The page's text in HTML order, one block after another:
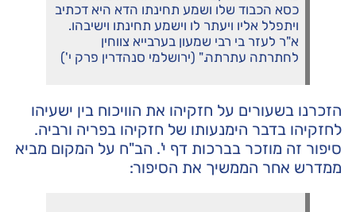
כסא הכבוד שלו ושמע תחינתו הדא היא דכתיב
ויתפלל אליו ויעתר לו וישמע תחינתו וישיבהו.
א"ר לעזר בי רבי שמעון בערבייא צווחין
לחתרתה עתרתה." (ירושלמי סנהדרין פרק י')
הזכרנו בשעורים על חזקיהו את הוויכוח בין ישעיהו
לחזקיהו בדבר הימנעותו של חזקיהו בפריה ורביה.
סיפור זה מוזכר בברכות דף י'. הב"ח על המקום מביא
ממדרש אחר הממשיך את הסיפור: